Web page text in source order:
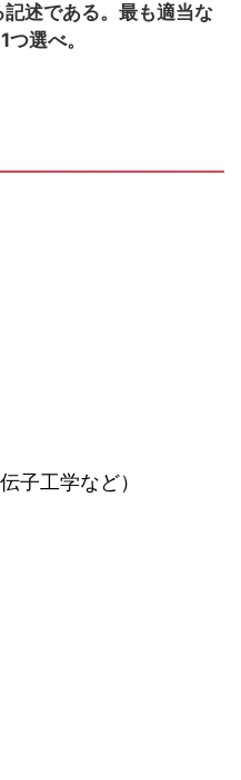
述である。最も適当な
選べ。
子工学など）